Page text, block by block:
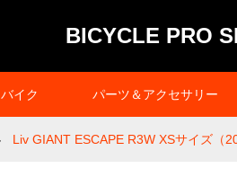
BICYCLE PRO
バイク パーツ＆アクセサリー
Liv GIANT ESCAPE R3W XSサイズ（